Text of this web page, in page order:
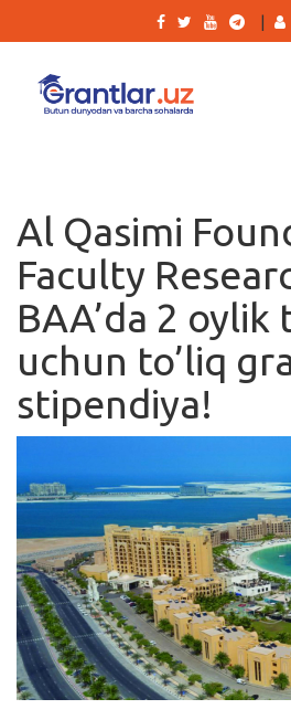
Ishlar
Kurslar
Blog
Yana
Qidirish
Al Qasimi
Faculty
BAA’da 2
uchun to’liq
stipendiya!